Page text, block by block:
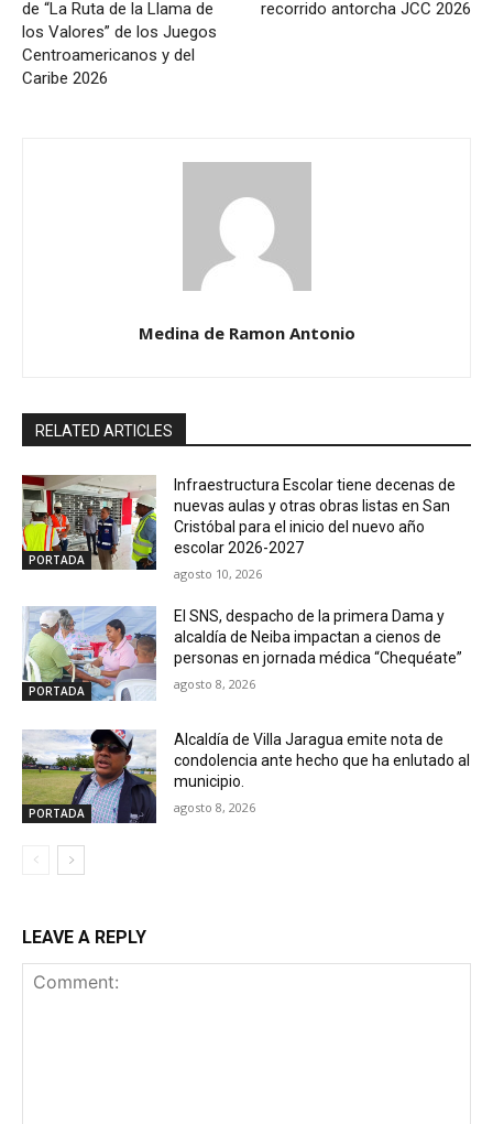
de “La Ruta de la Llama de
los Valores” de los Juegos
Centroamericanos y del
Caribe 2026
recorrido antorcha JCC 2026
Medina de Ramon Antonio
RELATED ARTICLES
PORTADA
Infraestructura Escolar tiene decenas de
nuevas aulas y otras obras listas en San
Cristóbal para el inicio del nuevo año
escolar 2026-2027
agosto 10, 2026
PORTADA
El SNS, despacho de la primera Dama y
alcaldía de Neiba impactan a cienos de
personas en jornada médica “Chequéate”
agosto 8, 2026
PORTADA
Alcaldía de Villa Jaragua emite nota de
condolencia ante hecho que ha enlutado al
municipio.
agosto 8, 2026
LEAVE A REPLY